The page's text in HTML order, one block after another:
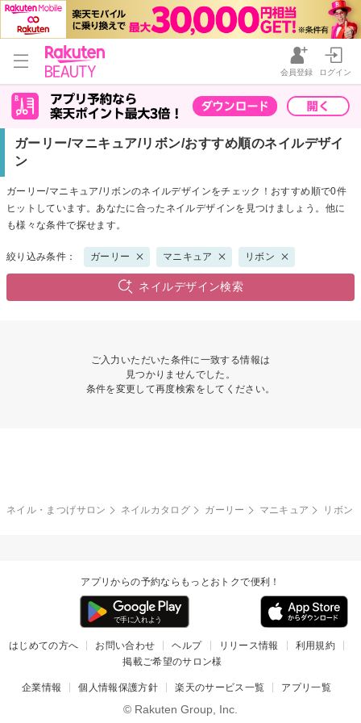
会員登録 ログイン
ガーリー/マニキュア/リボン/おすすめ順のネイルデザイ
ン
ガーリー/マニキュア/リボンのネイルデザインをチェック！おすすめ順で0件
ヒットしています。あなたに合ったネイルデザインを見つけましょう。他に
も様々な条件で探せます。
絞り込み条件： ガーリー マニキュア リボン
ネイルデザイン検索
ご入力いただいた条件に一致する情報は
見つかりませんでした。
条件を変更して再度検索をしてください。
ネイル・まつげサロン ネイルカタログ ガーリー マニキュア リボン
アプリからの予約ならもっとおトクで便利！
はじめての方へ お問い合わせ ヘルプ リリース情報
利用規約
掲載ご希望のサロン様
企業情報 個人情報保護方針 楽天のサービス一覧 アプリ一覧
© Rakuten Group, Inc.